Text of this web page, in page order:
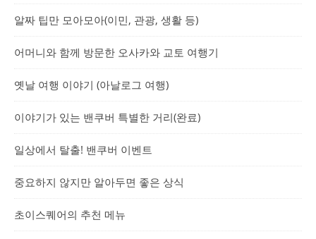
알짜 팁만 모아모아(이민, 관광, 생활 등)
어머니와 함께 방문한 오사카와 교토 여행기
옛날 여행 이야기 (아날로그 여행)
이야기가 있는 밴쿠버 특별한 거리(완료)
일상에서 탈출! 밴쿠버 이벤트
중요하지 않지만 알아두면 좋은 상식
초이스퀘어의 추천 메뉴